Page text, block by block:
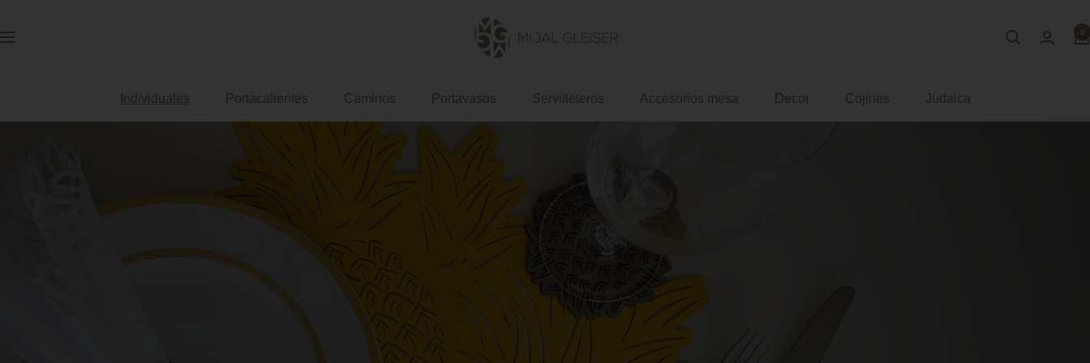
al
Navigación
Mijal
US
0
Individuales Portacalientes Caminos Portavasos Servilleteros Accesorios mesa Decor Cojines Judaica